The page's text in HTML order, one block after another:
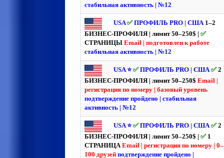
стабильная активность | №12
USA✅ ПРОФИЛЬ PRO | США 1–2
БИЗНЕС-ПРОФИЛЯ | лимит 50–250$ | ✅
СТРАНИЦЫ Email | подготовлен к работе
стабильная активность | №12
USA ⭐️ ✅ ПРОФИЛЬ PRO | США✅ 2
БИЗНЕС-ПРОФИЛЯ | лимит 50–250$ Email |
регистрация по номеру | базовый уровень
подтверждение пройдено | стабильная
активность | №12
USA ⭐️ ✅ ПРОФИЛЬ PRO | США✅ 2
БИЗНЕС-ПРОФИЛЯ | лимит 50–250$ | ✅ 1
СТРАНИЦА Email | регистрация по номеру | 0–
100 друзей подтверждение пройдено |